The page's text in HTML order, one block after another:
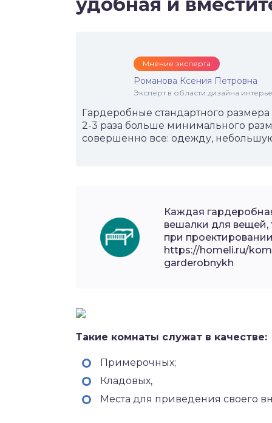
Мнение эксперта
Романова Ксения Петровна
Эксперт в области дизайна
Гардеробные стандартного
2-3 раза больше минимального
совершенно все: одежду,
Каждая
вешалки для вещей,
при
https://homeli.ru/
garderobnykh
Такие комнаты служат в качестве:
Примерочных;
Кладовых,
Места для приведения своего